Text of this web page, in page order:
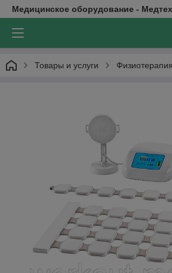
Медицинское оборудование -
Товары и услуги Физиотерапия